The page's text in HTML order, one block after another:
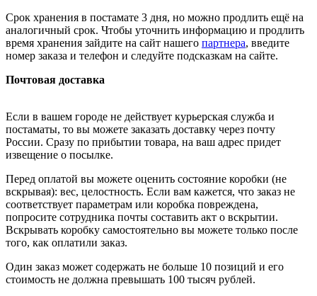
Срок хранения в постамате 3 дня, но можно продлить ещё на
аналогичный срок. Чтобы уточнить информацию и продлить
время хранения зайдите на сайт нашего партнера, введите
номер заказа и телефон и следуйте подсказкам на сайте.
Почтовая доставка
Если в вашем городе не действует курьерская служба и
постаматы, то вы можете заказать доставку через почту
России. Сразу по прибытии товара, на ваш адрес придет
извещение о посылке.
Перед оплатой вы можете оценить состояние коробки (не
вскрывая): вес, целостность. Если вам кажется, что заказ не
соответствует параметрам или коробка повреждена,
попросите сотрудника почты составить акт о вскрытии.
Вскрывать коробку самостоятельно вы можете только после
того, как оплатили заказ.
Один заказ может содержать не больше 10 позиций и его
стоимость не должна превышать 100 тысяч рублей.